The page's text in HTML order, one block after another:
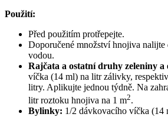
Použití:
Před použitím protřepejte.
Doporučené množství hnojiva nalijte
vodou.
Rajčata a ostatní druhy zeleniny a
víčka (14 ml) na litr zálivky,
litry. Aplikujte jednou týdně. Na
litr roztoku hnojiva na 1 m2.
Bylinky: 1/2 dávkovacího víčka